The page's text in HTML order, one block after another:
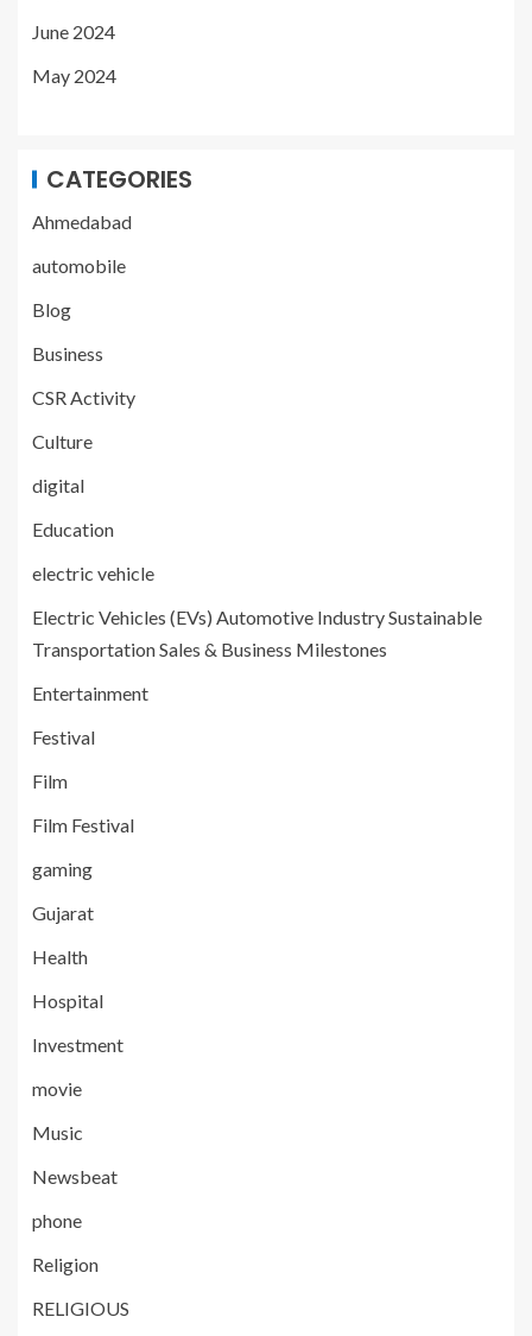
June 2024
May 2024
CATEGORIES
Ahmedabad
automobile
Blog
Business
CSR Activity
Culture
digital
Education
electric vehicle
Electric Vehicles (EVs) Automotive Industry Sustainable
Transportation Sales & Business Milestones
Entertainment
Festival
Film
Film Festival
gaming
Gujarat
Health
Hospital
Investment
movie
Music
Newsbeat
phone
Religion
RELIGIOUS